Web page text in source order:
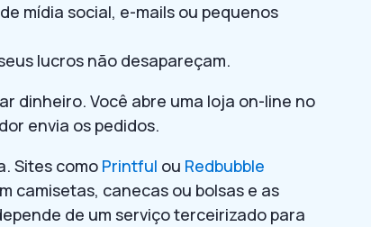
mídia social, e-mails ou pequenos
lucros não desapareçam.
dinheiro. Você abre uma loja on-line no
envia os pedidos.
Sites como Printful ou Redbubble
camisetas, canecas ou bolsas e as
de um serviço terceirizado para